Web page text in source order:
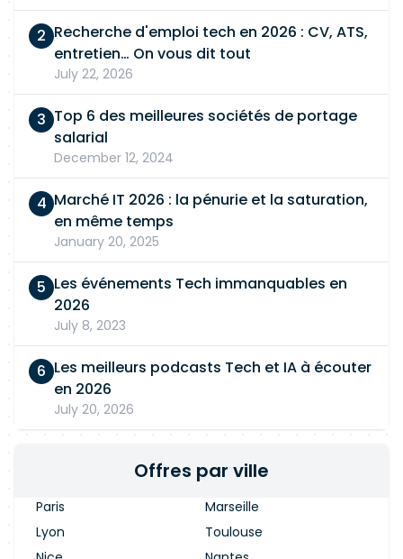
Recherche d'emploi tech en 2026 : CV, ATS,
entretien… On vous dit tout
July 22, 2026
Top 6 des meilleures sociétés de portage
salarial
December 12, 2024
Marché IT 2026 : la pénurie et la saturation,
en même temps
January 20, 2025
Les événements Tech immanquables en
2026
July 8, 2023
Les meilleurs podcasts Tech et IA à écouter
en 2026
July 20, 2026
Offres par ville
Paris
Marseille
Lyon
Toulouse